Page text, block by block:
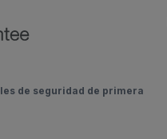
de seguridad de primera